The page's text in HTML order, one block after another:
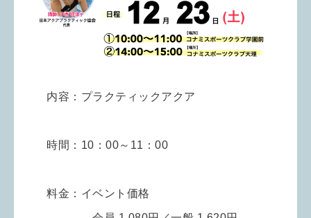
内容：プラクティックアクア
時間：10：00～11：00
料金：イベント価格